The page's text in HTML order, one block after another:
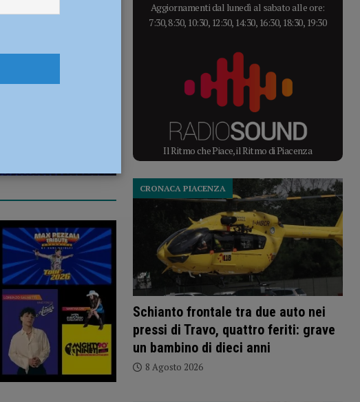
Aggiornamenti dal lunedì al sabato alle ore:
7:30, 8:30, 10:30, 12:30, 14:30, 16:30, 18:30, 19:30
Il Ritmo che Piace, il Ritmo di Piacenza
Schianto frontale tra due auto nei
pressi di Travo, quattro feriti: grave
un bambino di dieci anni
CRONACA PIACENZA
8 Agosto 2026